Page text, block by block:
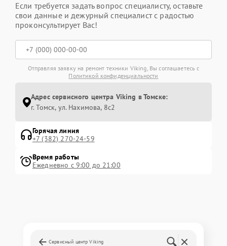
Если требуется задать вопрос специалисту, оставьте
свои данные и дежурный специалист с радостью
проконсультирует Вас!
Отправляя заявку на ремонт техники Viking, Вы соглашаетесь с
Политикой конфиденциальности
Адрес сервисного центра Viking в Томске:
г. Томск, ул. Нахимова, 8с2
Горячая линия
+7 (382) 270-24-59
Время работы
Ежедневно с 9:00 до 21:00
Сервисный центр Viking